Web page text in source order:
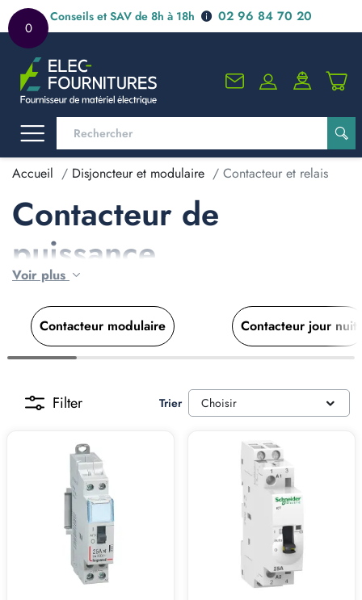
0
Conseils et SAV de 8h à 18h 02 96 84 70 20
Accueil Disjoncteur et modulaire Contacteur et relais
Contacteur de
puissance
Voir plus
Contacteur modulaire Contacteur jour nuit
Filter Trier Choisir